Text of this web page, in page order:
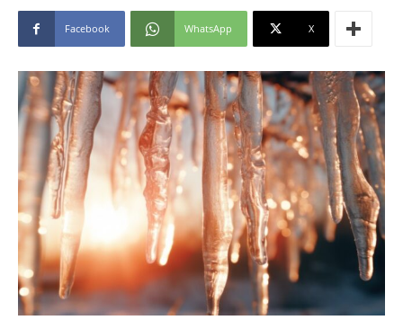
Facebook WhatsApp X